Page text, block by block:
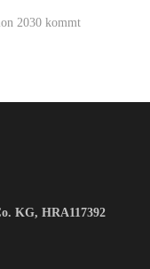
2030 kommt
KG, HRA117392